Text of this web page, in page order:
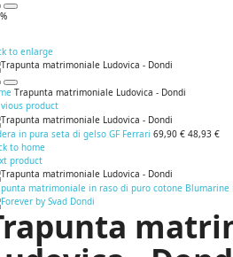
to enlarge
Trapunta matrimoniale Ludovica - Dondi
product
in pura seta di gelso GF Ferrari 69,90 € 48,93 €
to home
product
matrimoniale in raso di puro cotone Blumarine